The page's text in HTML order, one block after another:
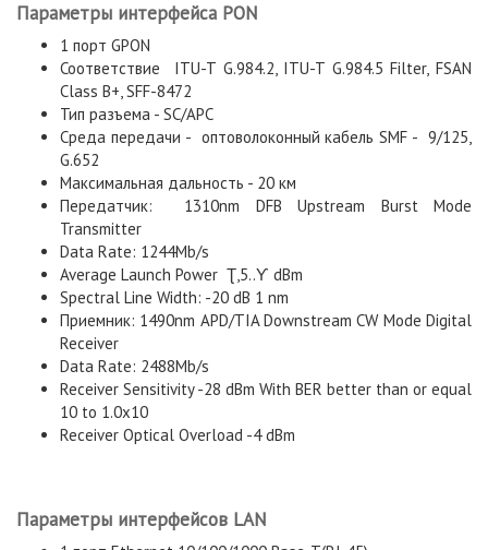
Параметры интерфейса PON
1 порт GPON
Соответствие ITU-T G.984.2, ITU-T G.984.5 Filter, FSAN
Class B+, SFF-8472
Тип разъема - SC/APC
Среда передачи - оптоволоконный кабель SMF - 9/125,
G.652
Максимальная дальность - 20 км
Передатчик: 1310nm DFB Upstream Burst Mode
Transmitter
Data Rate: 1244Mb/s
Average Launch Power Ʈ,5..Ƴ dBm
Spectral Line Width: -20 dB 1 nm
Приемник: 1490nm APD/TIA Downstream CW Mode Digital
Receiver
Data Rate: 2488Mb/s
Receiver Sensitivity -28 dBm With BER better than or equal
10 to 1.0x10
Receiver Optical Overload -4 dBm
Параметры интерфейсов LAN